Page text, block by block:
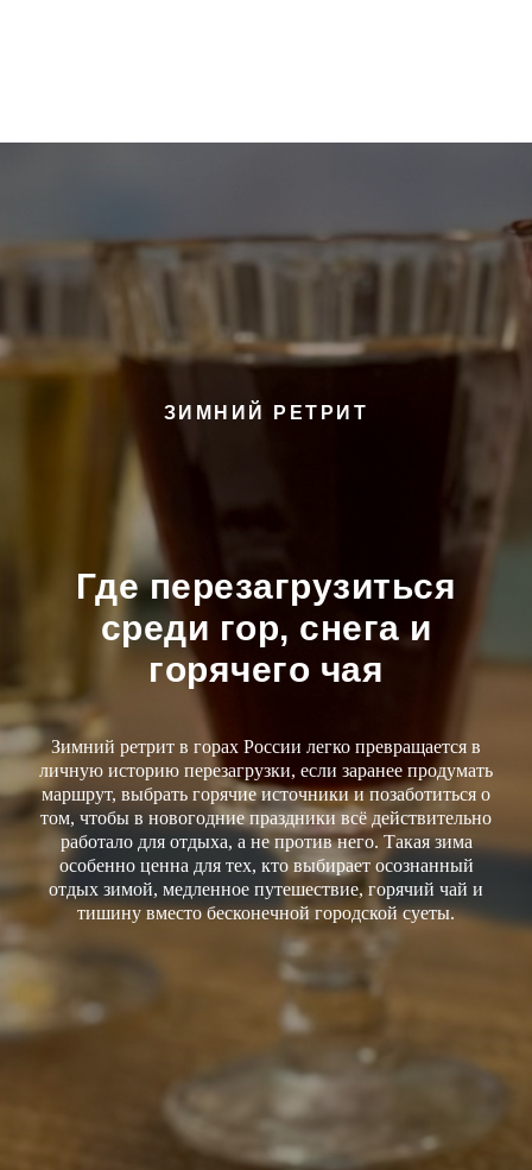
ЗИМНИЙ РЕТРИТ
Где перезагрузиться
среди гор, снега и
горячего чая
Зимний ретрит в горах России легко превращается в
личную историю перезагрузки, если заранее продумать
маршрут, выбрать горячие источники и позаботиться о
том, чтобы в новогодние праздники всё действительно
работало для отдыха, а не против него. Такая зима
особенно ценна для тех, кто выбирает осознанный
отдых зимой, медленное путешествие, горячий чай и
тишину вместо бесконечной городской суеты.